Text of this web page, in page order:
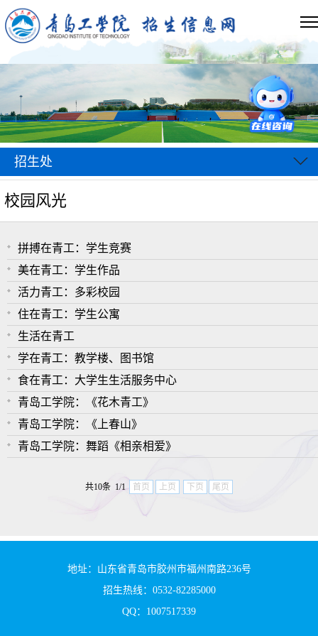
招生处
校园风光
拼搏在青工：学生竞赛
美在青工：学生作品
活力青工：多彩校园
住在青工：学生公寓
生活在青工
学在青工：教学楼、图书馆
食在青工：大学生生活服务中心
青岛工学院：《花木青工》
青岛工学院：《上春山》
青岛工学院：舞蹈《相亲相爱》
共10条 1/1 首页 上页 下页 尾页
地址：山东省青岛市胶州市福州南路236号
招生热线：0532-82285000
QQ：1007517339